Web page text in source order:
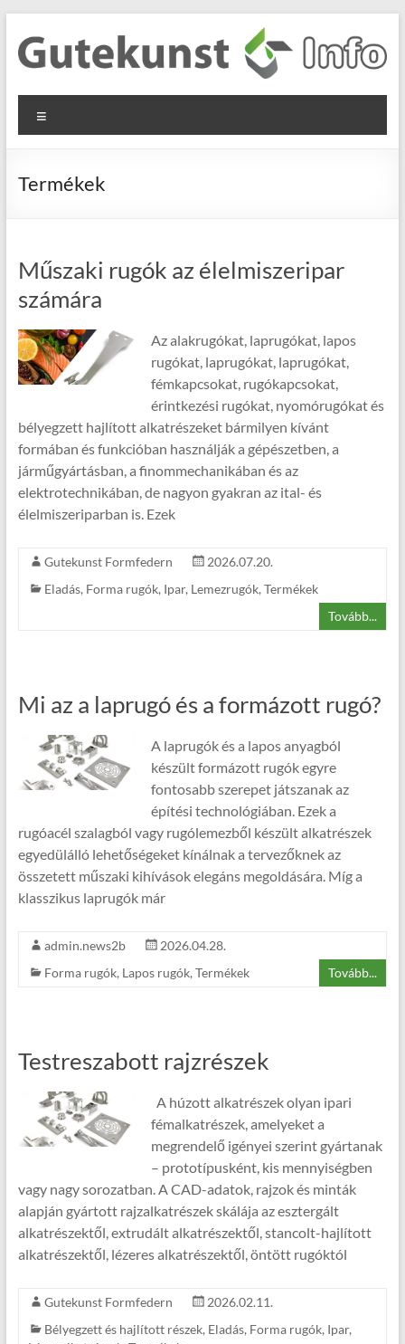
content
Gutekunst
Formfedern
GmbH
Informationen
Flachmaterial
Termékek
Műszaki rugók az élelmiszeripar
számára
Az alakrugókat, laprugókat, lapos
rugókat, laprugókat, laprugókat,
fémkapcsokat, rugókapcsokat,
érintkezési rugókat, nyomórugókat és
bélyegzett hajlított alkatrészeket bármilyen kívánt
formában és funkcióban használják a gépészetben, a
járműgyártásban, a finommechanikában és az
elektrotechnikában, de nagyon gyakran az ital- és
élelmiszeriparban is. Ezek
Gutekunst Formfedern
2026.07.20.
Eladás, Forma rugók, Ipar, Lemezrugók, Termékek
Tovább...
Mi az a laprugó és a formázott rugó?
A laprugók és a lapos anyagból
készült formázott rugók egyre
fontosabb szerepet játszanak az
építési technológiában. Ezek a
rugóacél szalagból vagy rugólemezből készült alkatrészek
egyedülálló lehetőségeket kínálnak a tervezőknek az
összetett műszaki kihívások elegáns megoldására. Míg a
klasszikus laprugók már
admin.news2b
2026.04.28.
Forma rugók, Lapos rugók, Termékek Tovább...
Testreszabott rajzrészek
A húzott alkatrészek olyan ipari
fémalkatrészek, amelyeket a
megrendelő igényei szerint gyártanak
– prototípusként, kis mennyiségben
vagy nagy sorozatban. A CAD-adatok, rajzok és minták
alapján gyártott rajzalkatrészek skálája az esztergált
alkatrészektől, extrudált alkatrészektől, stancolt-hajlított
alkatrészektől, lézeres alkatrészektől, öntött rugóktól
Gutekunst Formfedern
2026.02.11.
Bélyegzett és hajlított részek, Eladás, Forma rugók, Ipar,